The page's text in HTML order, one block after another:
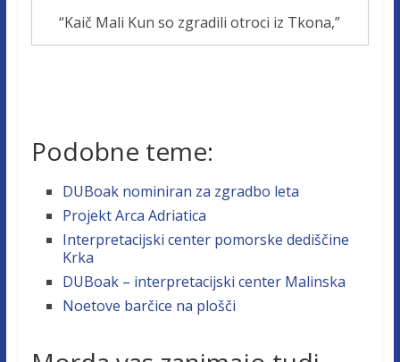
“Kaič Mali Kun so zgradili otroci iz Tkona,”
Podobne teme:
DUBoak nominiran za zgradbo leta
Projekt Arca Adriatica
Interpretacijski center pomorske dediščine
Krka
DUBoak – interpretacijski center Malinska
Noetove barčice na plošči